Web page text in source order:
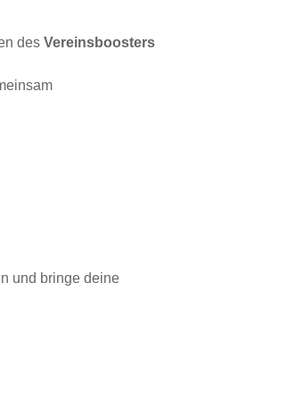
des Vereinsboosters
und bringe deine